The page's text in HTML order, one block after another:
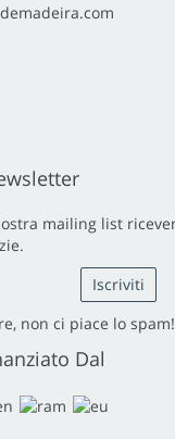
mailing list
non ci piace lo spam!
Dal